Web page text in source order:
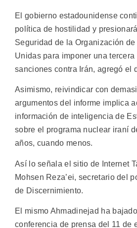
El gobierno estadounidense
política de hostilidad y
Seguridad de la Organización
Unidas para imponer una tercera
sanciones contra Irán, agregó el
Asimismo, reivindicar con
argumentos del informe implica
información de inteligencia de
sobre el programa nuclear iraní
años, cuando menos.
Así lo señala el sitio de Internet
Mohsen Reza’ei, secretario del
de Discernimiento.
El mismo Ahmadinejad ha
conferencia de prensa del 11 de